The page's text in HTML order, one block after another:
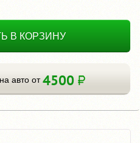
В КОРЗИНУ
авто от4500